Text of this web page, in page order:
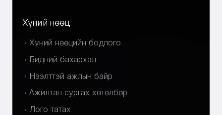
Хүний нөөц
Хүний нөөцийн бодлого
Бидний бахархал
Нээлттэй ажлын байр
Ажилтан сургах хөтөлбөр
Лого татах